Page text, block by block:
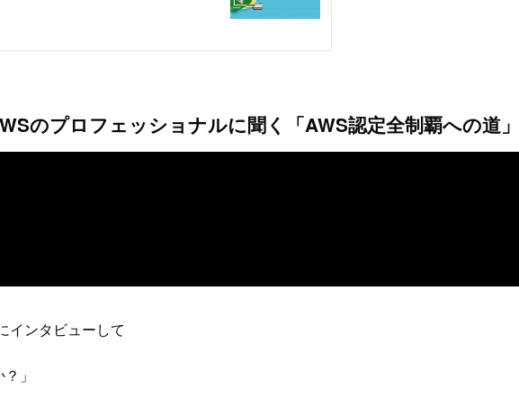
のプロフェッショナルに聞く「AWS認定全制覇への道」
インタビューして
」